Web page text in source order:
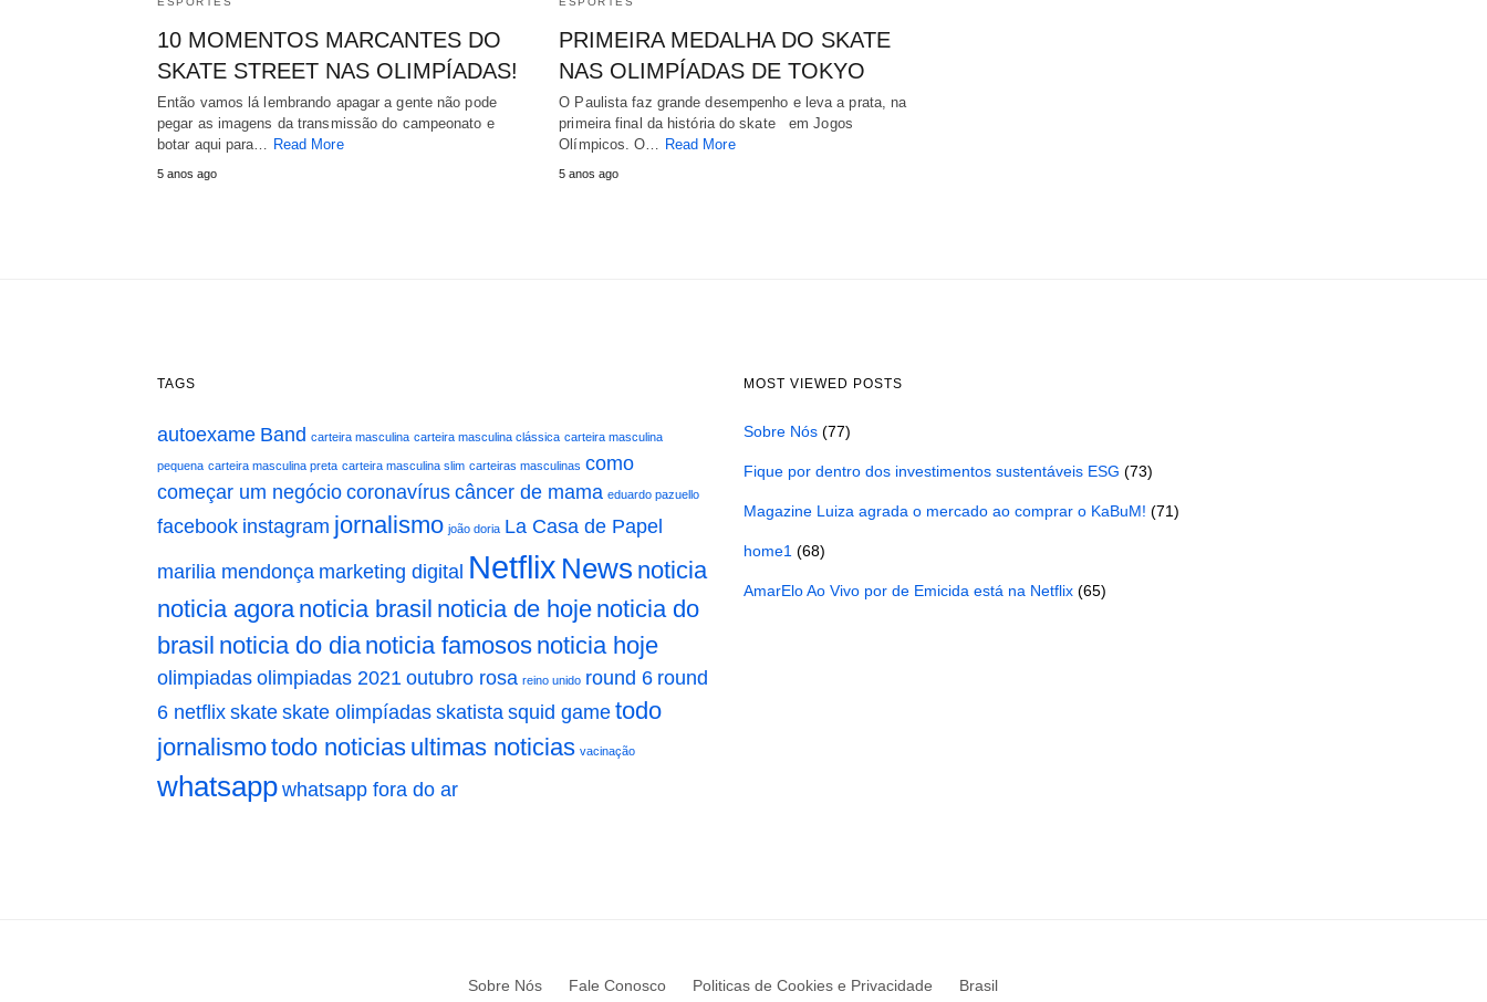
10 MOMENTOS MARCANTES DO
SKATE STREET NAS OLIMPÍADAS!
Então vamos lá lembrando apagar a gente não pode
pegar as imagens da transmissão do campeonato e
botar aqui para… Read More
5 anos ago
PRIMEIRA MEDALHA DO SKATE
NAS OLIMPÍADAS DE TOKYO
O Paulista faz grande desempenho e leva a prata, na
primeira final da história do skate em Jogos
Olímpicos. O… Read More
5 anos ago
TAGS
autoexame Band carteira masculina carteira masculina clássica carteira masculina
pequena carteira masculina preta carteira masculina slim carteiras masculinas como
começar um negócio coronavírus câncer de mama eduardo pazuello
facebook instagram jornalismo joão doria La Casa de Papel
marilia mendonça marketing digital Netflix News noticia
noticia agora noticia brasil noticia de hoje noticia do
brasil noticia do dia noticia famosos noticia hoje
olimpiadas olimpiadas 2021 outubro rosa reino unido round 6 round
6 netflix skate skate olimpíadas skatista squid game todo
jornalismotodo noticias ultimas noticias vacinação
whatsapp whatsapp fora do ar
MOST VIEWED POSTS
Sobre Nós (77)
Fique por dentro dos investimentos sustentáveis ESG (73)
Magazine Luiza agrada o mercado ao comprar o KaBuM! (71)
home1 (68)
AmarElo Ao Vivo por de Emicida está na Netflix (65)
Sobre Nós Fale Conosco Politicas de Cookies e Privacidade Brasil